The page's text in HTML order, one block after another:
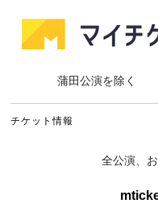
蒲田公演を除く
チケット情報
全公演、